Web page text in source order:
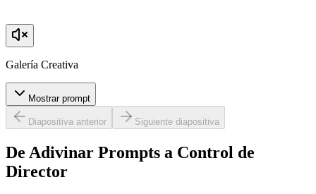
Galería Creativa
Mostrar prompt
Diapositiva anterior Siguiente diapositiva
De Adivinar Prompts a Control de
Director